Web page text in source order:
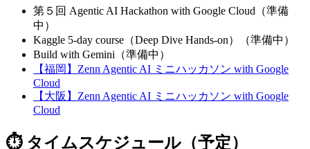
第５回 Agentic AI Hackathon with Google Cloud（準備
中）
Kaggle 5-day course（Deep Dive Hands-on）（準備中）
Build with Gemini（準備中）
【福岡】Zenn Agentic AI ミニハッカソン with Google
Cloud
【大阪】Zenn Agentic AI ミニハッカソン with Google
Cloud
⏱️ タイムスケジュール（予定）